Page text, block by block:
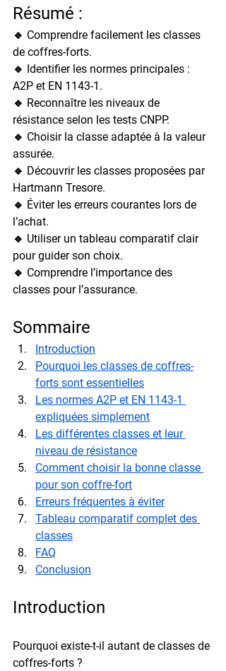
Résumé :
🔹 Comprendre facilement les classes
de coffres-forts.
🔹 Identifier les normes principales :
A2P et EN 1143-1.
🔹 Reconnaître les niveaux de
résistance selon les tests CNPP.
🔹 Choisir la classe adaptée à la valeur
assurée.
🔹 Découvrir les classes proposées par
Hartmann Tresore.
🔹 Éviter les erreurs courantes lors de
l’achat.
🔹 Utiliser un tableau comparatif clair
pour guider son choix.
🔹 Comprendre l’importance des
classes pour l’assurance.
Sommaire
Introduction
Pourquoi les classes de coffres-
forts sont essentielles
Les normes A2P et EN 1143-1
expliquées simplement
Les différentes classes et leur
niveau de résistance
Comment choisir la bonne classe
pour son coffre-fort
Erreurs fréquentes à éviter
Tableau comparatif complet des
classes
FAQ
Conclusion
Introduction
Pourquoi existe-t-il autant de classes de
coffres-forts ?